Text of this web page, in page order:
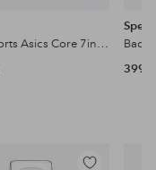
Löparshorts Asics Core 7in Short
399